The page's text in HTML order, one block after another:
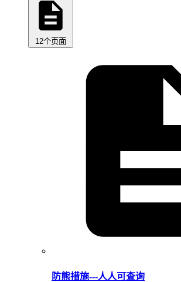
12个页面
防熊措施---人人可查询